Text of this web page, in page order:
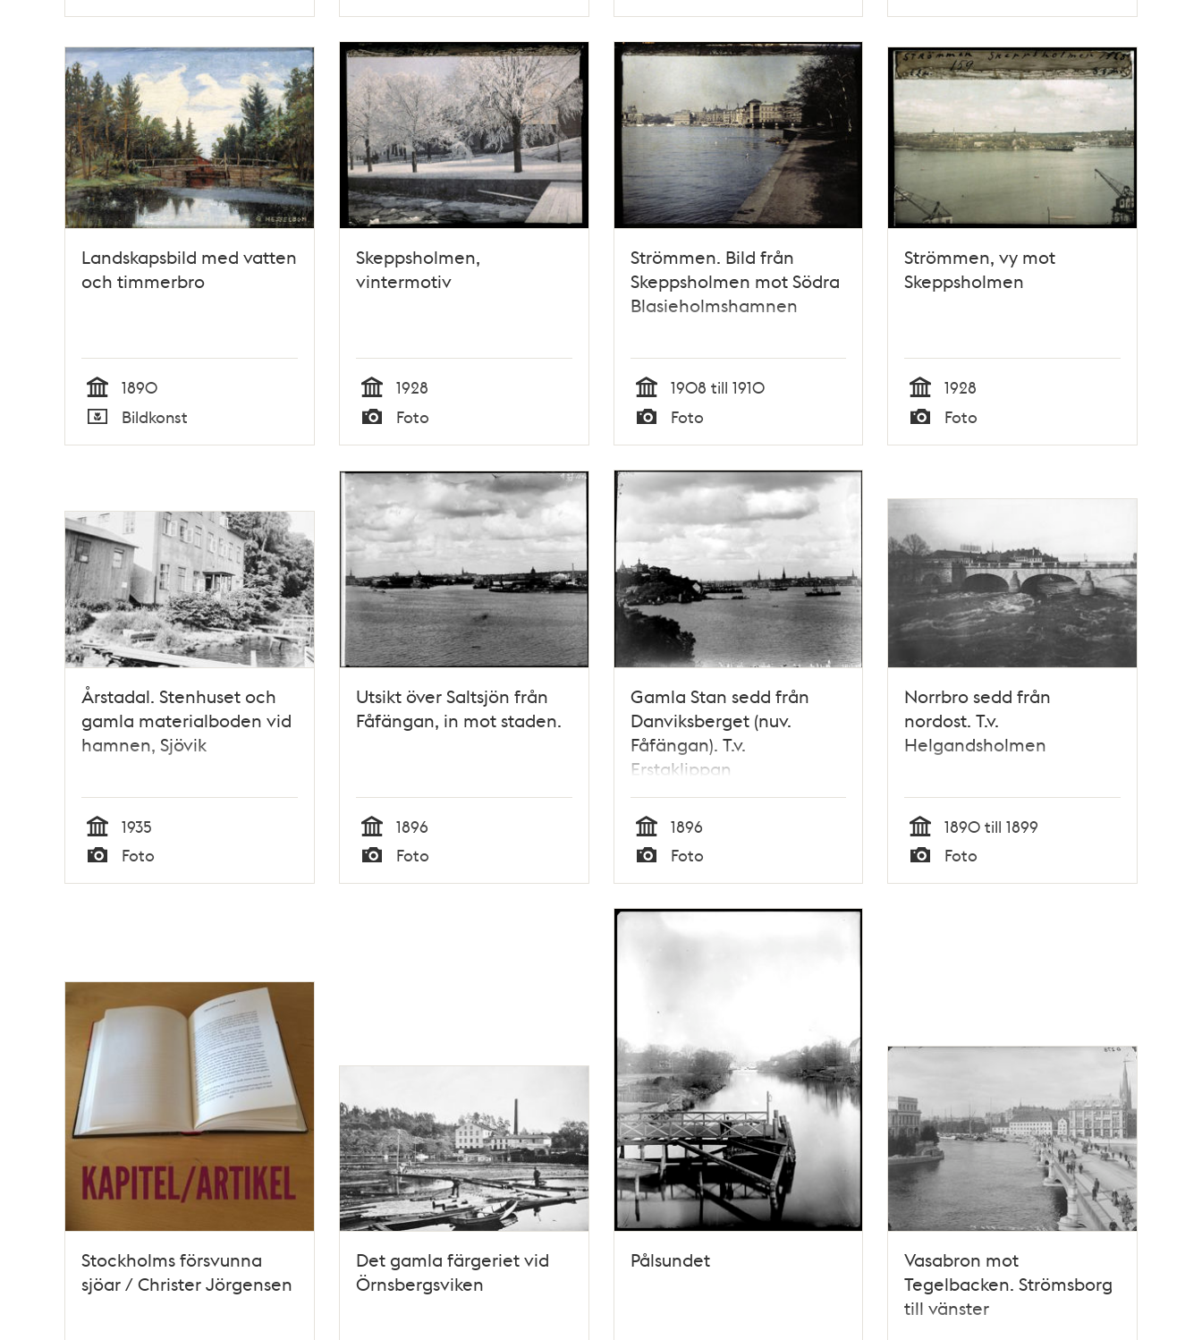
Typ Typ Typ Typ
Landskapsbild med vatten
och timmerbro
Tid
1890
Typ
Bildkonst
Skeppsholmen,
vintermotiv
Tid
1928
Typ
Foto
Strömmen. Bild från
Skeppsholmen mot Södra
Blasieholmshamnen
Tid
1908 till 1910
Typ
Foto
Strömmen, vy mot
Skeppsholmen
Tid
1928
Typ
Foto
Årstadal. Stenhuset och
gamla materialboden vid
hamnen, Sjövik
Tid
1935
Typ
Foto
Utsikt över Saltsjön från
Fåfängan, in mot staden.
Tid
1896
Typ
Foto
Gamla Stan sedd från
Danviksberget (nuv.
Fåfängan). T.v.
Erstaklippan
Tid
1896
Typ
Foto
Norrbro sedd från
nordost. T.v.
Helgandsholmen
Tid
1890 till 1899
Typ
Foto
Stockholms försvunna
sjöar / Christer Jörgensen
Det gamla färgeriet vid
Örnsbergsviken
Pålsundet
Vasabron mot
Tegelbacken. Strömsborg
till vänster